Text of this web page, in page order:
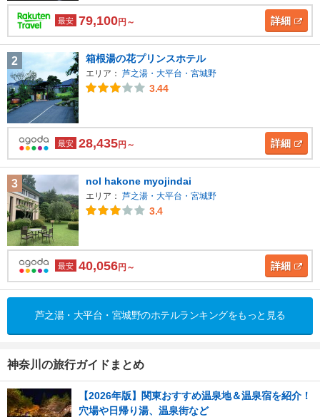
最安 79,100円～ 詳細
2 箱根湯の花プリンスホテル
エリア： 芦之湯・大平台・宮城野
3.44
最安 28,435円～ 詳細
3 nol hakone myojindai
エリア： 芦之湯・大平台・宮城野
3.4
最安 40,056円～ 詳細
芦之湯・大平台・宮城野のホテルランキングをもっと見る
神奈川の旅行ガイドまとめ
【2026年版】関東おすすめ温泉地＆温泉宿を紹介！
穴場や日帰り湯、温泉街など